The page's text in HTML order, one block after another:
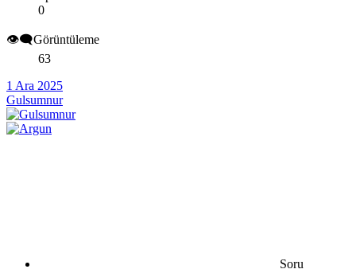
0
👁️‍🗨️Görüntüleme
63
1 Ara 2025
Gulsumnur
Soru